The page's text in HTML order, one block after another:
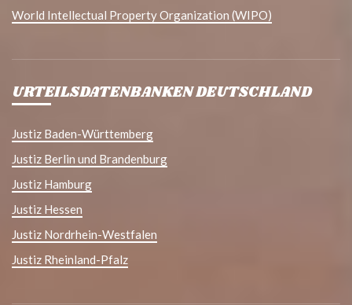
World Intellectual Property Organization (WIPO)
URTEILSDATENBANKEN DEUTSCHLAND
Justiz Baden-Württemberg
Justiz Berlin und Brandenburg
Justiz Hamburg
Justiz Hessen
Justiz Nordrhein-Westfalen
Justiz Rheinland-Pfalz